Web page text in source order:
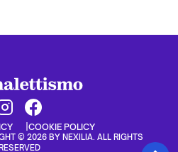
COOKIE POLICY
© 2026 BY NEXILIA. ALL RIGHTS